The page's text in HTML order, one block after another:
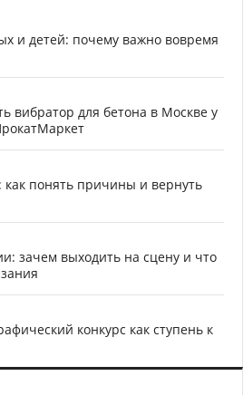
и детей: почему важно вовремя
вибратор для бетона в Москве у
как понять причины и вернуть
зачем выходить на сцену и что
конкурс как ступень к